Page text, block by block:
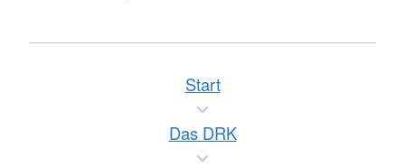
Start
Das DRK